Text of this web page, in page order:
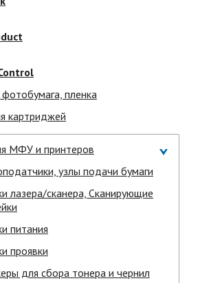
фотобумага, пленка
картриджей
МФУ и принтеров
узлы подачи бумаги
лазера/сканера, Сканирующие
питания
проявки
для сбора тонера и чернил